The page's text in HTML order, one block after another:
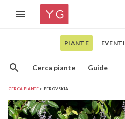
PIANTE EVENTI
Cerca piante Guide
CERCA PIANTE PEROVSKIA